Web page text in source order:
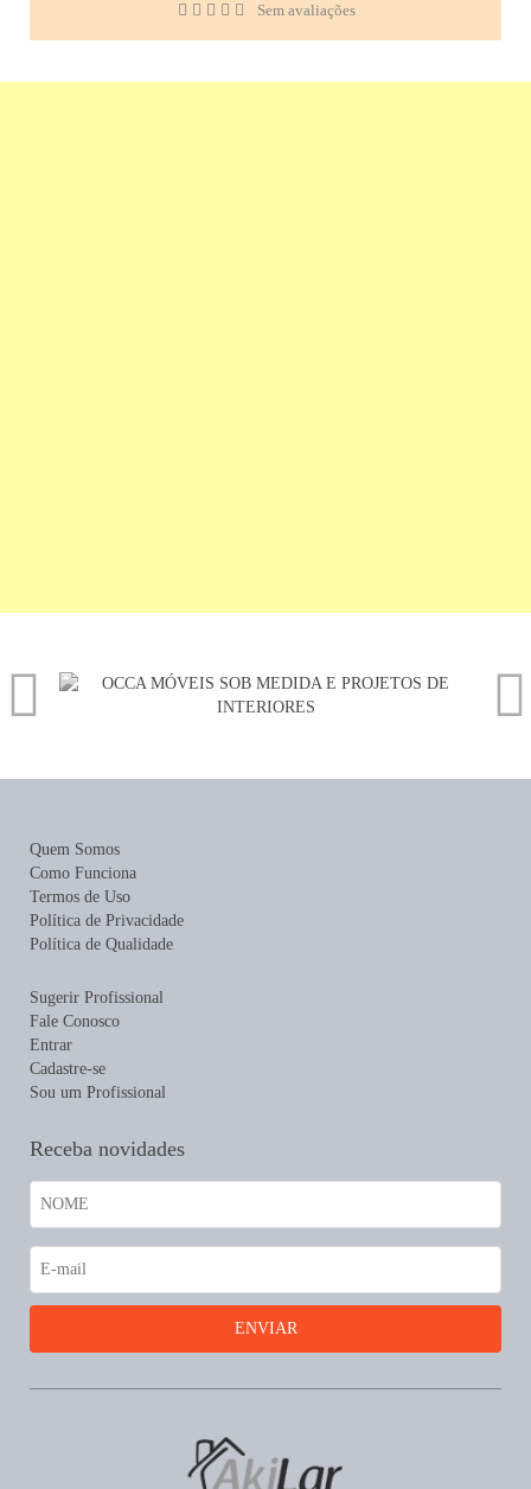
Sem avaliações
Quem Somos
Como Funciona
Termos de Uso
Política de Privacidade
Política de Qualidade
Sugerir Profissional
Fale Conosco
Entrar
Cadastre-se
Sou um Profissional
Receba novidades